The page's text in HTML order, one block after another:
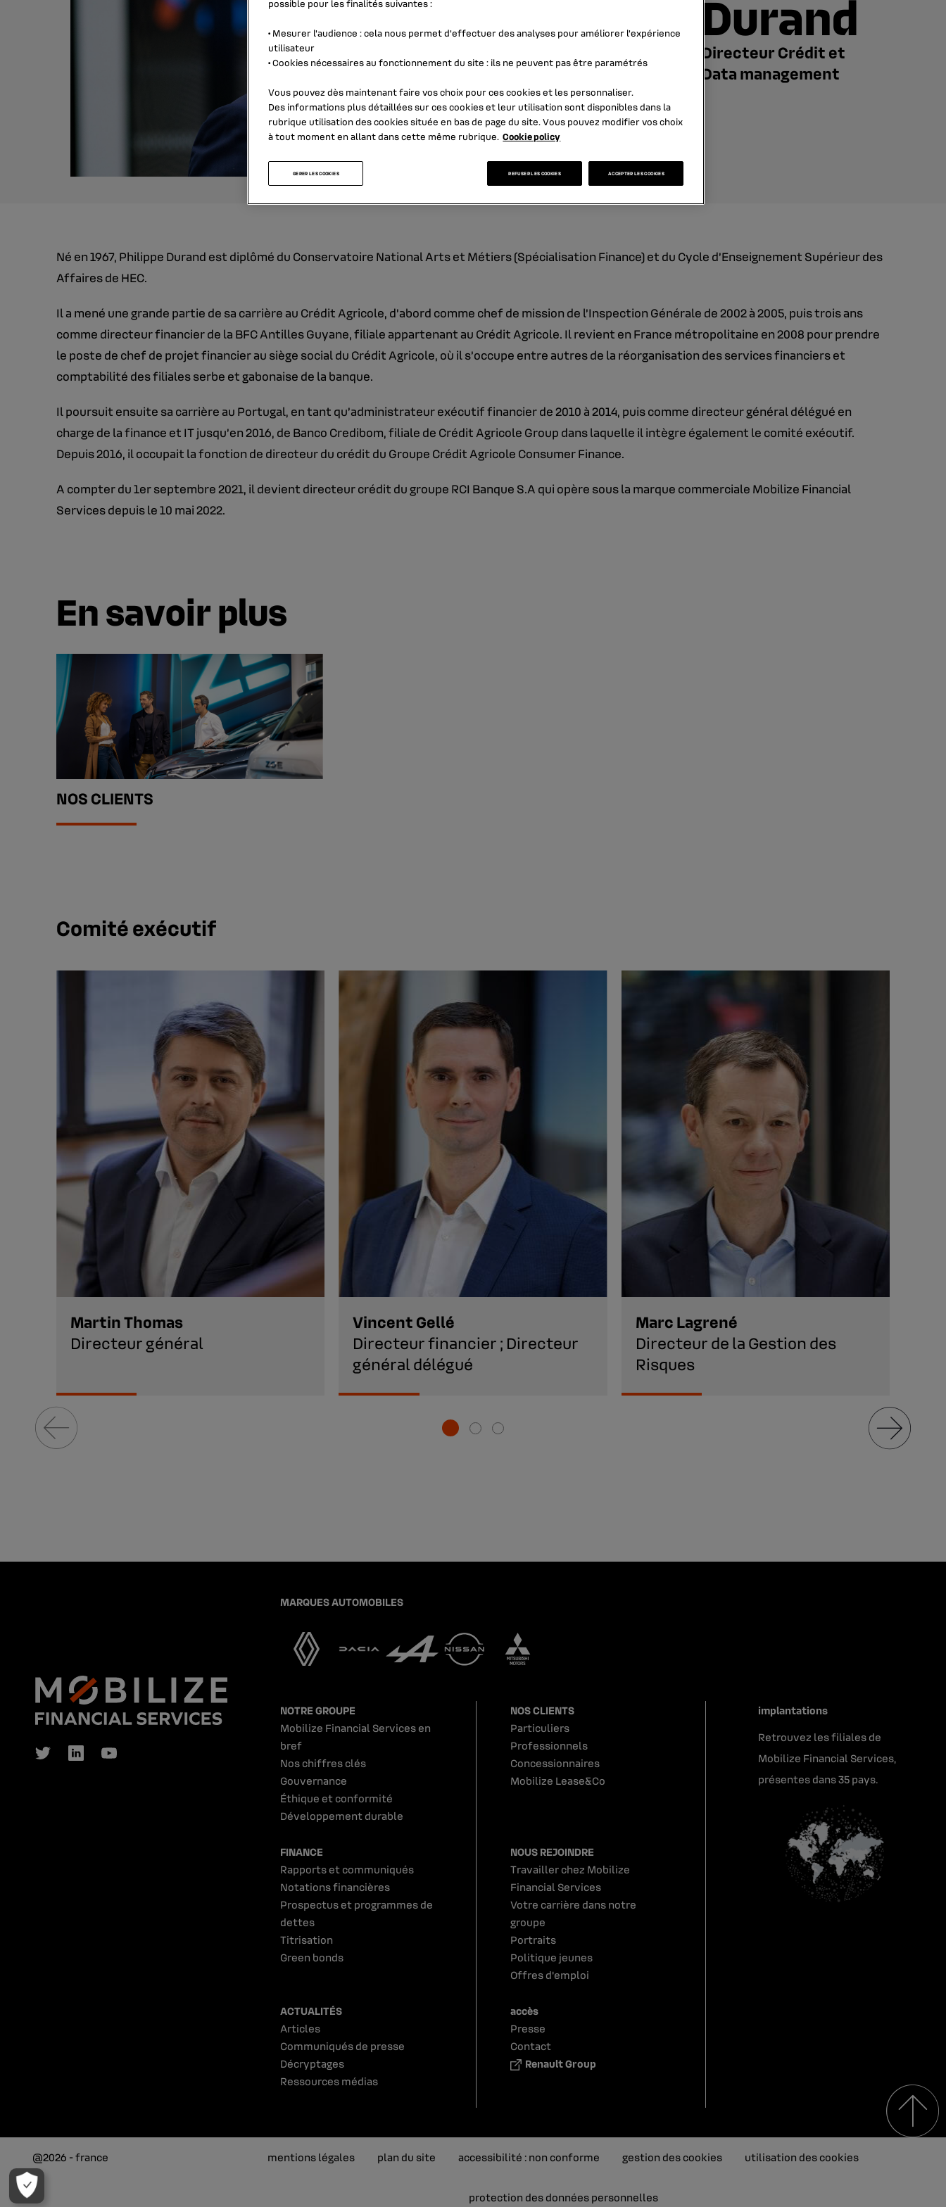
Durand
Directeur Crédit et
Data management
Né en 1967, Philippe Durand est diplômé du Conservatoire National Arts et Métiers (Spécialisation Finance) et du Cycle d’Enseignement Supérieur des
Affaires de HEC.
Il a mené une grande partie de sa carrière au Crédit Agricole, d’abord comme chef de mission de l’Inspection Générale de 2002 à 2005, puis trois ans
comme directeur financier de la BFC Antilles Guyane, filiale appartenant au Crédit Agricole. Il revient en France métropolitaine en 2008 pour prendre
le poste de chef de projet financier au siège social du Crédit Agricole, où il s’occupe entre autres de la réorganisation des services financiers et
comptabilité des filiales serbe et gabonaise de la banque.
Il poursuit ensuite sa carrière au Portugal, en tant qu’administrateur exécutif financier de 2010 à 2014, puis comme directeur général délégué en
charge de la finance et IT jusqu’en 2016, de Banco Credibom, filiale de Crédit Agricole Group dans laquelle il intègre également le comité exécutif.
Depuis 2016, il occupait la fonction de directeur du crédit du Groupe Crédit Agricole Consumer Finance.
A compter du 1er septembre 2021, il devient directeur crédit du groupe RCI Banque S.A qui opère sous la marque commerciale Mobilize Financial
Services depuis le 10 mai 2022.
En savoir plus
NOS CLIENTS
Comité exécutif
Martin Thomas
Directeur général
Vincent Gellé
Directeur financier ; Directeur
général délégué
Marc Lagrené
Directeur de la Gestion des
Risques
MARQUES AUTOMOBILES
NOTRE GROUPE
Mobilize Financial Services en
bref
Nos chiffres clés
Gouvernance
Éthique et conformité
Développement durable
NOS CLIENTS
Particuliers
Professionnels
Concessionnaires
Mobilize Lease&Co
FINANCE
Rapports et communiqués
Notations financières
Prospectus et programmes de
dettes
Titrisation
Green bonds
NOUS REJOINDRE
Travailler chez Mobilize
Financial Services
Votre carrière dans notre
groupe
Portraits
Politique jeunes
Offres d'emploi
ACTUALITÉS
Articles
Communiqués de presse
Décryptages
Ressources médias
accès
Presse
Contact
Renault Group
implantations
Retrouvez les filiales de
Mobilize Financial Services,
présentes dans 35 pays.
@2026 - france mentions légales plan du site accessibilité : non conforme gestion des cookies utilisation des cookies
protection des données personnelles
possible pour les finalités suivantes :
• Mesurer l'audience : cela nous permet d'effectuer des analyses pour améliorer l’expérience
utilisateur
•Cookies nécessaires au fonctionnement du site : ils ne peuvent pas être paramétrés
Vous pouvez dès maintenant faire vos choix pour ces cookies et les personnaliser.
Des informations plus détaillées sur ces cookies et leur utilisation sont disponibles dans la
rubrique utilisation des cookiessituée en bas de page du site. Vous pouvez modifier vos choix
à tout moment en allant dans cette même rubrique. Cookie policy
GERER LES COOKIES REFUSER LES COOKIES ACCEPTER LES COOKIES